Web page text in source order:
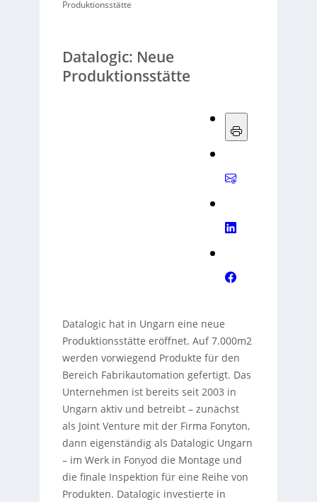
Produktionsstätte
Datalogic: Neue
Produktionsstätte
Datalogic hat in Ungarn eine neue
Produktionsstätte eröffnet. Auf 7.000m2
werden vorwiegend Produkte für den
Bereich Fabrikautomation gefertigt. Das
Unternehmen ist bereits seit 2003 in
Ungarn aktiv und betreibt – zunächst
als Joint Venture mit der Firma Fonyton,
dann eigenständig als Datalogic Ungarn
– im Werk in Fonyod die Montage und
die finale Inspektion für eine Reihe von
Produkten. Datalogic investierte in